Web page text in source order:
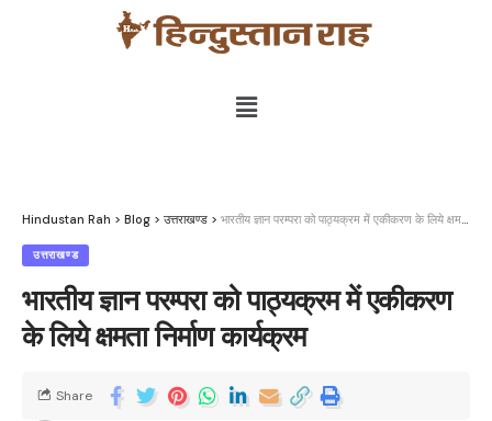
Hindustan Rah > Blog > उत्तराखण्ड > भारतीय ज्ञान परम्परा को पाठ्यक्रम में एकीकरण के लिये क्षमता निर्माण कार्यक्रम
उत्तराखण्ड
भारतीय ज्ञान परम्परा को पाठ्यक्रम में एकीकरण
के लिये क्षमता निर्माण कार्यक्रम
Share